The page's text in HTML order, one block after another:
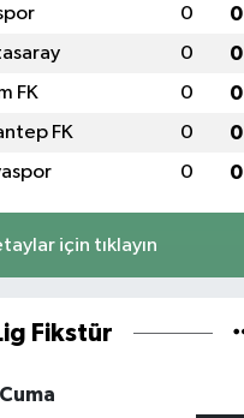
0 0
0 0
FK 0 0
FK 0 0
0 0
için tıklayın
Fikstür